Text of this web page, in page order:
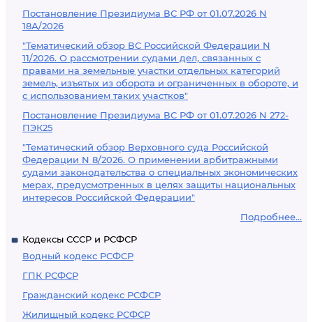
Постановление Президиума ВС РФ от 01.07.2026 N
18А/2026
"Тематический обзор ВС Российской Федерации N
11/2026. О рассмотрении судами дел, связанных с
правами на земельные участки отдельных категорий
земель, изъятых из оборота и ограниченных в обороте, и
с использованием таких участков"
Постановление Президиума ВС РФ от 01.07.2026 N 272-
ПЭК25
"Тематический обзор Верховного суда Российской
Федерации N 8/2026. О применении арбитражными
судами законодательства о специальных экономических
мерах, предусмотренных в целях защиты национальных
интересов Российской Федерации"
Подробнее...
Кодексы СССР и РСФСР
Водный кодекс РСФСР
ГПК РСФСР
Гражданский кодекс РСФСР
Жилищный кодекс РСФСР